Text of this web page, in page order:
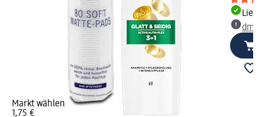
Markt wählen
1,75 €
dm